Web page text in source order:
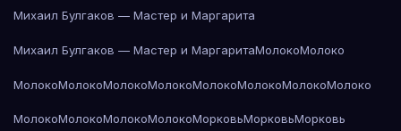
Михаил Булгаков — Мастер и Маргарита
Михаил Булгаков — Мастер и МаргаритаМолокоМолоко
МолокоМолокоМолокоМолокоМолокоМолокоМолокоМолоко
МолокоМолокоМолокоМолокоМорковьМорковьМорковь